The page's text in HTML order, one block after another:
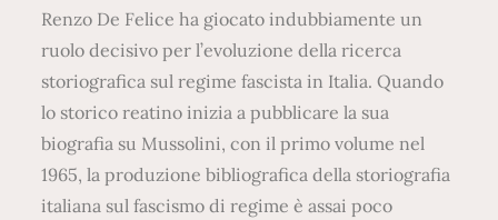
Renzo De Felice ha giocato indubbiamente un
ruolo decisivo per l’evoluzione della ricerca
storiografica sul regime fascista in Italia. Quando
lo storico reatino inizia a pubblicare la sua
biografia su Mussolini, con il primo volume nel
1965, la produzione bibliografica della storiografia
italiana sul fascismo di regime è assai poco